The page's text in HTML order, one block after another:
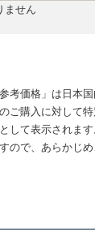
ません
考価格」は日本
ご購入に対して
して表示されま
ので、あらかじめ